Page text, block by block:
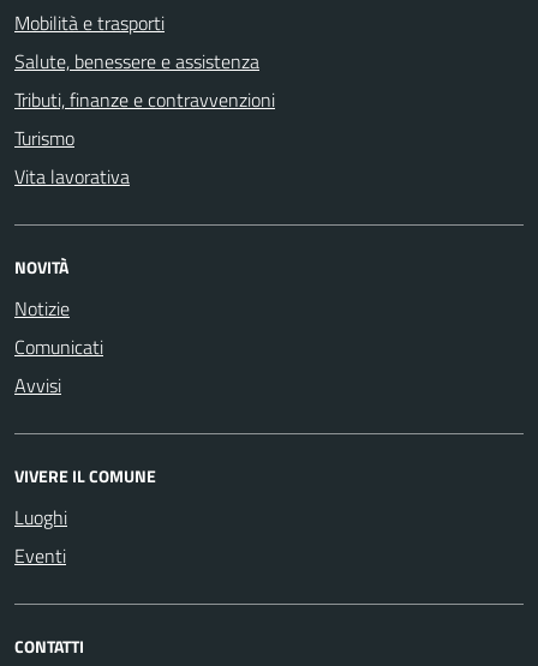
Mobilità e trasporti
Salute, benessere e assistenza
Tributi, finanze e contravvenzioni
Turismo
Vita lavorativa
NOVITÀ
Notizie
Comunicati
Avvisi
VIVERE IL COMUNE
Luoghi
Eventi
CONTATTI